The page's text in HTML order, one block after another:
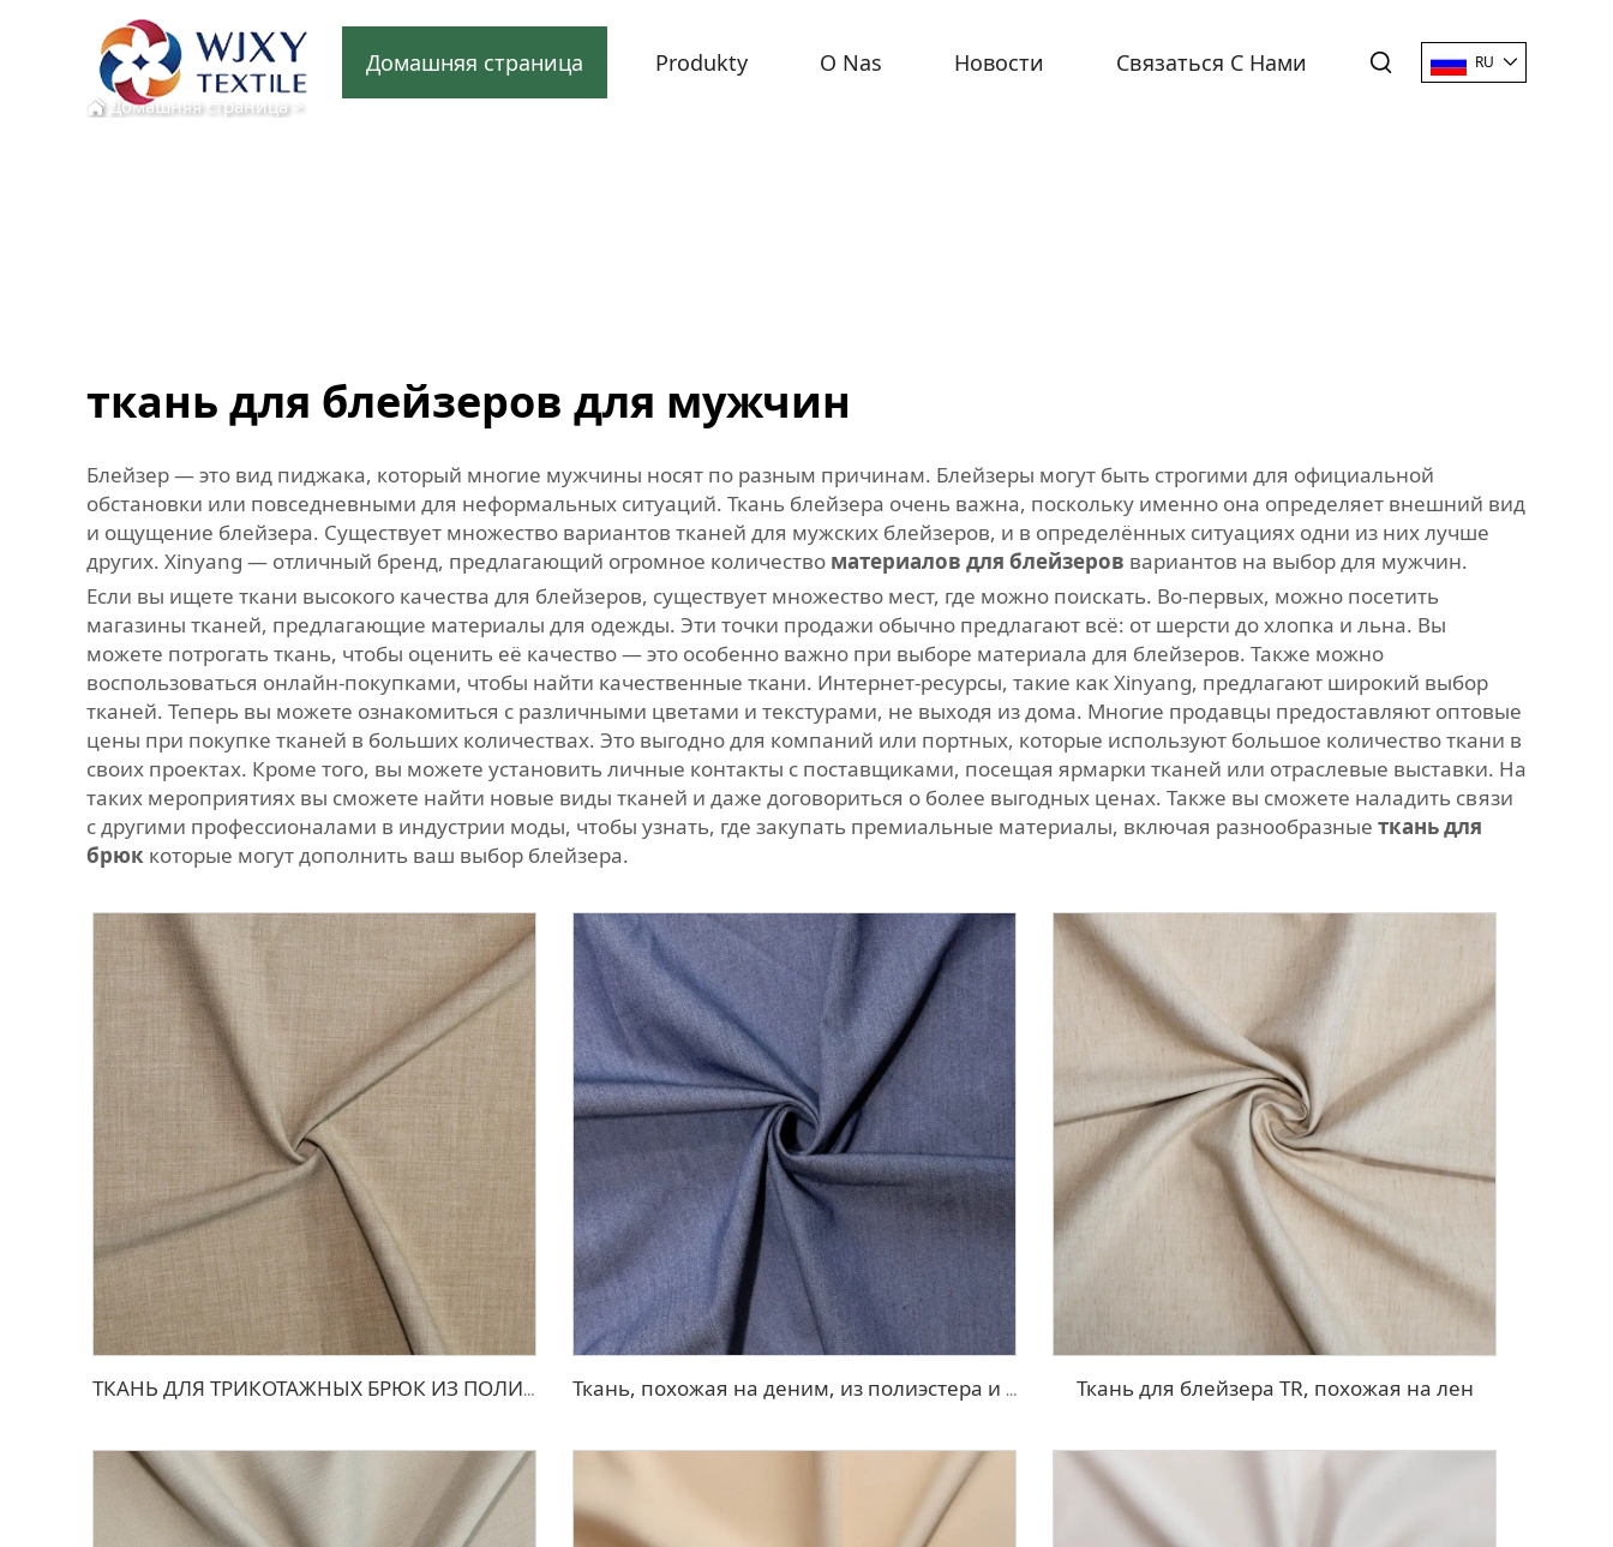
Домашняя страница Produkty O Nas Новости Связаться С Нами RU
Домашняя страница>
ткань для блейзеров для мужчин
Блейзер — это вид пиджака, который многие мужчины носят по разным причинам. Блейзеры могут быть строгими для официальной
обстановки или повседневными для неформальных ситуаций. Ткань блейзера очень важна, поскольку именно она определяет внешний вид
и ощущение блейзера. Существует множество вариантов тканей для мужских блейзеров, и в определённых ситуациях одни из них лучше
других. Xinyang — отличный бренд, предлагающий огромное количество материалов для блейзеров вариантов на выбор для мужчин.
Если вы ищете ткани высокого качества для блейзеров, существует множество мест, где можно поискать. Во-первых, можно посетить
магазины тканей, предлагающие материалы для одежды. Эти точки продажи обычно предлагают всё: от шерсти до хлопка и льна. Вы
можете потрогать ткань, чтобы оценить её качество — это особенно важно при выборе материала для блейзеров. Также можно
воспользоваться онлайн-покупками, чтобы найти качественные ткани. Интернет-ресурсы, такие как Xinyang, предлагают широкий выбор
тканей. Теперь вы можете ознакомиться с различными цветами и текстурами, не выходя из дома. Многие продавцы предоставляют оптовые
цены при покупке тканей в больших количествах. Это выгодно для компаний или портных, которые используют большое количество ткани в
своих проектах. Кроме того, вы можете установить личные контакты с поставщиками, посещая ярмарки тканей или отраслевые выставки. На
таких мероприятиях вы сможете найти новые виды тканей и даже договориться о более выгодных ценах. Также вы сможете наладить связи
с другими профессионалами в индустрии моды, чтобы узнать, где закупать премиальные материалы, включая разнообразные ткань для
брюк которые могут дополнить ваш выбор блейзера.
ТКАНЬ ДЛЯ ТРИКОТАЖНЫХ БРЮК ИЗ ПОЛИЭСТЕРА И ВИСКОЗЫ Ткань, похожая на деним, из полиэстера и вискозы Ткань для блейзера TR, похожая на лен